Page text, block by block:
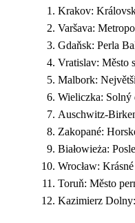
Krakov:
Varšava:
Gdaňsk: Perla
Vratislav: Město
Malbork:
Wieliczka: Solný
Auschwitz-
Zakopané:
Białowieża:
Wrocław:
Toruň: Město
Kazimierz